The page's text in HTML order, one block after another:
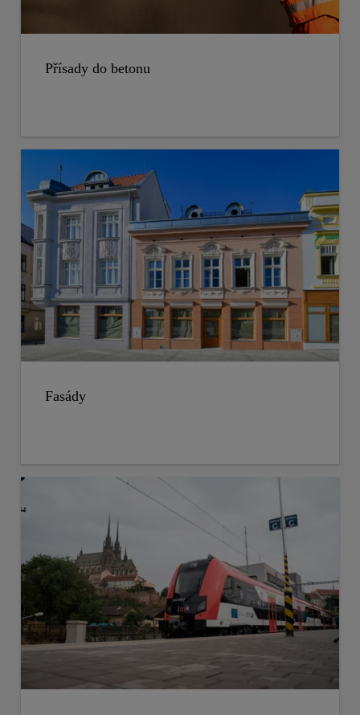
Přísady do betonu
Fasády